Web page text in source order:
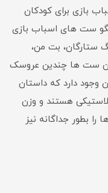
بازی برای کودکان
ست های اسباب بازی
ستارگان، بت من،
ست ها چندین عروسک
وجود دارد که داستان
هستند و وزن
بطور جداگانه نیز